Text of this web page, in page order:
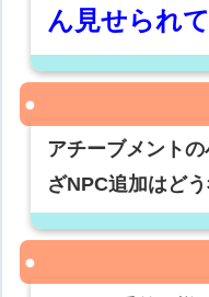
ん見せられ
アチーブメント
ざNPC追加はど